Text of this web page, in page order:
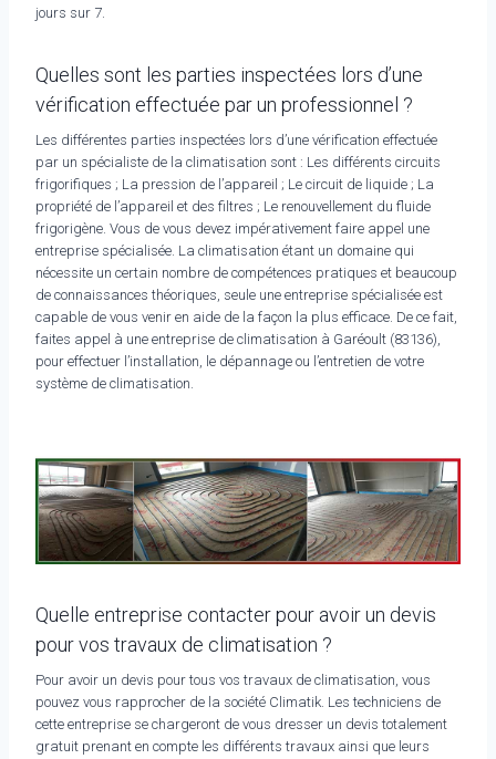
jours sur 7.
Quelles sont les parties inspectées lors d’une
vérification effectuée par un professionnel ?
Les différentes parties inspectées lors d’une vérification effectuée
par un spécialiste de la climatisation sont : Les différents circuits
frigorifiques ; La pression de l’appareil ; Le circuit de liquide ; La
propriété de l’appareil et des filtres ; Le renouvellement du fluide
frigorigène. Vous de vous devez impérativement faire appel une
entreprise spécialisée. La climatisation étant un domaine qui
nécessite un certain nombre de compétences pratiques et beaucoup
de connaissances théoriques, seule une entreprise spécialisée est
capable de vous venir en aide de la façon la plus efficace. De ce fait,
faites appel à une entreprise de climatisation à Garéoult (83136),
pour effectuer l’installation, le dépannage ou l’entretien de votre
système de climatisation.
Quelle entreprise contacter pour avoir un devis
pour vos travaux de climatisation ?
Pour avoir un devis pour tous vos travaux de climatisation, vous
pouvez vous rapprocher de la société Climatik. Les techniciens de
cette entreprise se chargeront de vous dresser un devis totalement
gratuit prenant en compte les différents travaux ainsi que leurs